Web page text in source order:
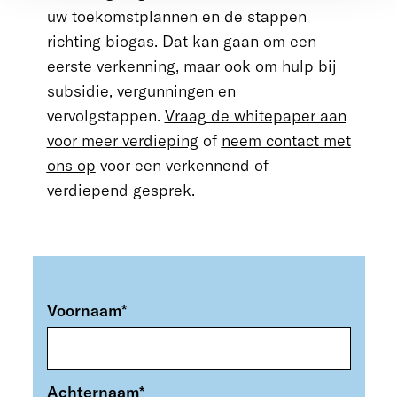
uw toekomstplannen en de stappen
richting biogas. Dat kan gaan om een
eerste verkenning, maar ook om hulp bij
subsidie, vergunningen en
vervolgstappen. Vraag de whitepaper aan
voor meer verdiepingof neem contact met
ons op voor een verkennend of
verdiepend gesprek.
Voornaam*
Achternaam*